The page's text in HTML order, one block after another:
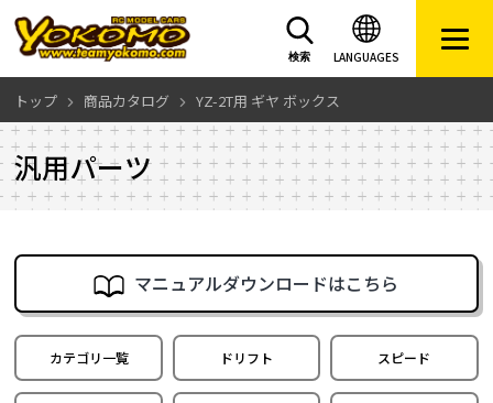
LANGUAGES
検索
トップ 商品カタログ YZ-2T用 ギヤ ボックス
汎用パーツ
マニュアルダウンロードはこちら
カテゴリ一覧 ドリフト スピード